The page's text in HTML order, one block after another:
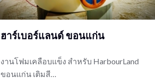
ฮาร์เบอร์แลนด์ ขอนแก่น
งานโฟมเคลือบแข็ง สำหรับ HarbourLand
ขอนแก่น เติมสี…